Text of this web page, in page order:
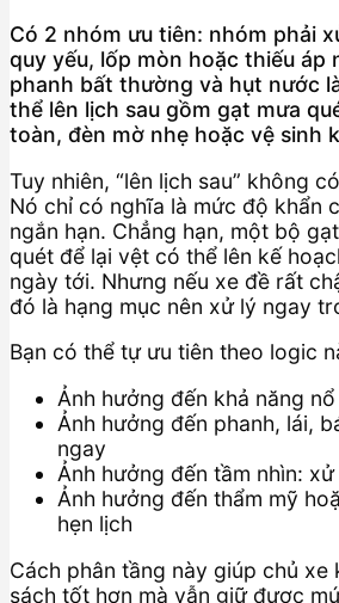
Có 2 nhóm ưu tiên: nhóm phải
quy yếu, lốp mòn hoặc thiếu áp
phanh bất thường và hụt nước
thể lên lịch sau gồm gạt mưa
toàn, đèn mờ nhẹ hoặc vệ sinh
Tuy nhiên, “lên lịch sau” không
Nó chỉ có nghĩa là mức độ khẩn
ngắn hạn. Chẳng hạn, một bộ
quét để lại vệt có thể lên kế
ngày tới. Nhưng nếu xe đề rất
đó là hạng mục nên xử lý ngay
Bạn có thể tự ưu tiên theo logic
Ảnh hưởng đến khả năng
Ảnh hưởng đến phanh, lái,
ngay
Ảnh hưởng đến tầm nhìn:
Ảnh hưởng đến thẩm mỹ
hẹn lịch
Cách phân tầng này giúp chủ xe
sách tốt hơn mà vẫn giữ được